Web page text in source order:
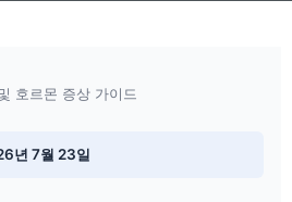
호르몬 증상 가이드
년 7월 23일